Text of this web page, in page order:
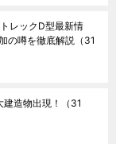
レックD型最新情
の噂を徹底解説 （31
造物出現！
（31